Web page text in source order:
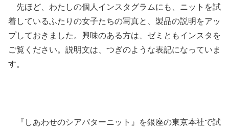
先ほど、わたしの個人インスタグラムにも、ニットを試
着しているふたりの女子たちの写真と、製品の説明をアッ
プしておきました。興味のある方は、ゼミともインスタを
ご覧ください。説明文は、つぎのような表記になっていま
す。
『しあわせのシアバターニット』を銀座の東京本社で試